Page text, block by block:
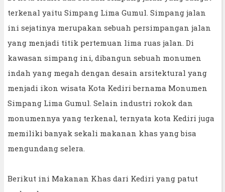
terkenal yaitu Simpang Lima Gumul. Simpang jalan
ini sejatinya merupakan sebuah persimpangan jalan
yang menjadi titik pertemuan lima ruas jalan. Di
kawasan simpang ini, dibangun sebuah monumen
indah yang megah dengan desain arsitektural yang
menjadi ikon wisata Kota Kediri bernama Monumen
Simpang Lima Gumul. Selain industri rokok dan
monumennya yang terkenal, ternyata kota Kediri juga
memiliki banyak sekali makanan khas yang bisa
mengundang selera.
Berikut ini Makanan Khas dari Kediri yang patut